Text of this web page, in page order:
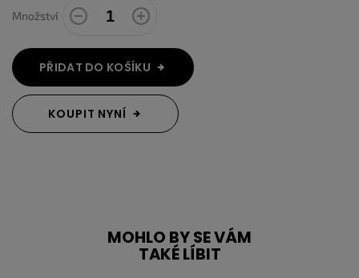
Množství
PŘIDAT DO KOŠÍKU
KOUPIT NYNÍ
MOHLO BY SE VÁM
TAKÉ LÍBIT